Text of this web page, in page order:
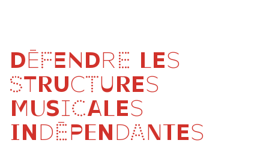
DÉFENDRE LES
STRUCTURES
MUSICALES
INDÉPENDANTES